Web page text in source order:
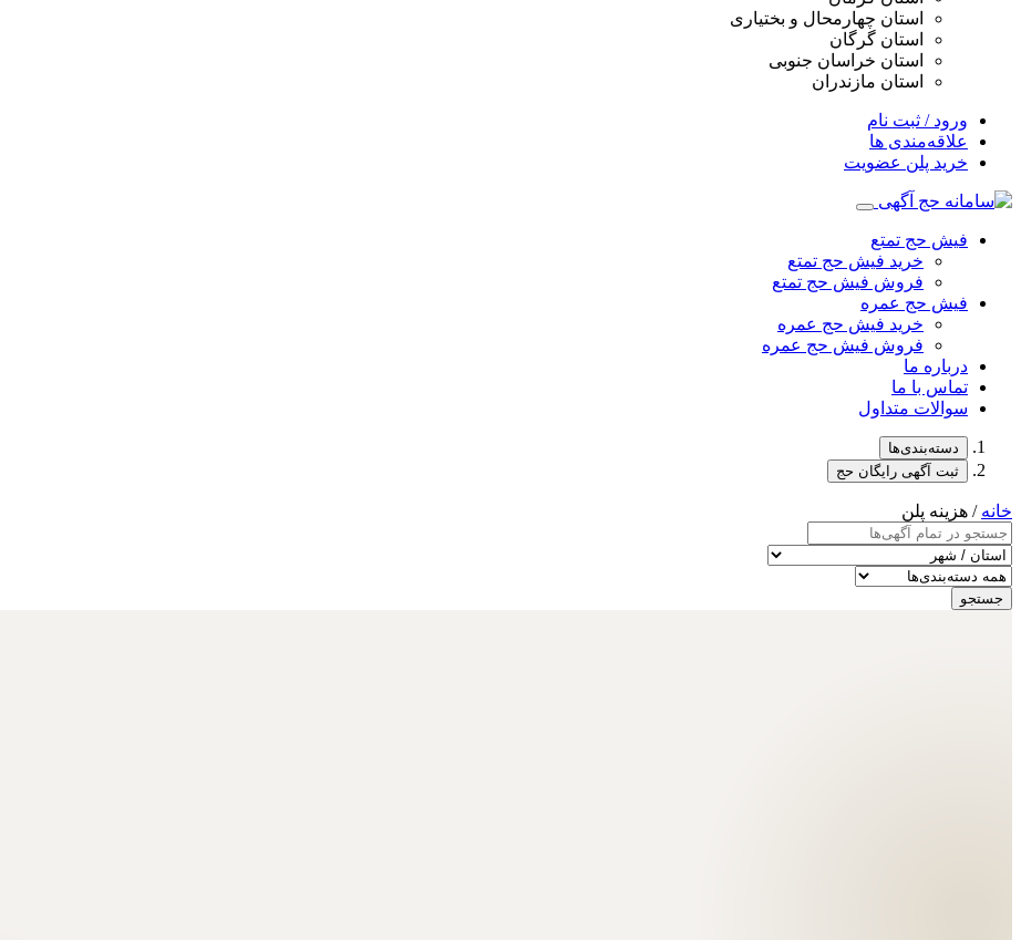
استان چهارمحال و بختیاری
استان گرگان
استان خراسان جنوبی
استان مازندران
ورود / ثبت نام
علاقه‌مندی ها
خرید پلن عضویت
فیش حج تمتع
خرید فیش حج تمتع
فروش فیش حج تمتع
فیش حج عمره
خرید فیش حج عمره
فروش فیش حج عمره
درباره ما
تماس با ما
سوالات متداول
دسته‌بندی‌ها
ثبت آگهی رایگان حج
خانه / هزینه پلن
جستجو